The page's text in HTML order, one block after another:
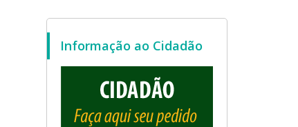
Informação ao Cidadão